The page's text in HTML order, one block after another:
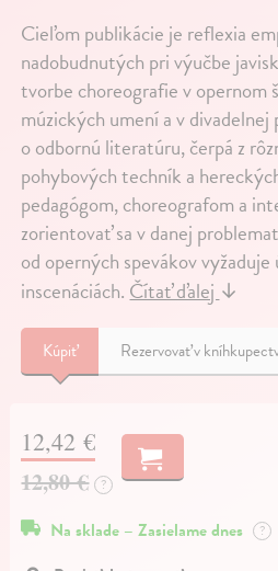
Cieľom publikácie je reflexia
nadobudnutých pri výučbe
tvorbe choreografie v opernom
múzických umení a v divadelnej
o odbornú literatúru, čerpá z
pohybových techník a
pedagógom, choreografom a
zorientovať sa v danej
od operných spevákov
inscenáciách. Čítať ďalej ↓
Kúpiť Rezervovať v
12,42 €
12,80 € ?
Na sklade – Zasielame dnes ?